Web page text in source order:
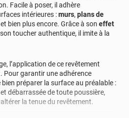
Facile à poser, il adhère
intérieures :murs, plans de
et bien plus encore. Grâce à son effet
toucher authentique, il imite à la
l’application de ce revêtement
Pour garantir une adhérence
préparer la surface au préalable :
débarrassée de toute poussière,
la tenue du revêtement.